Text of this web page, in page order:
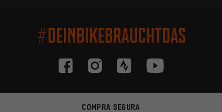
#DEINBIKEBRAUCHTDAS
COMPRA SEGURA